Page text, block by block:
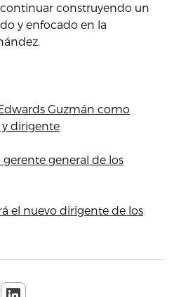
construyendo un
y enfocado en la
Guzmán como
dirigente
gerente general de los
el nuevo dirigente de los